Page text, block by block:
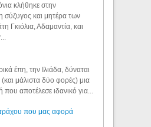
κλήθηκε στην
σύζυγος και μητέρα των
Γκιόλια, Αδαμαντία, και
έπη, την Ιλιάδα, δύναται
(και μάλιστα δύο φορές) μια
αποτέλεσε ιδανικό για...
που μας αφορά